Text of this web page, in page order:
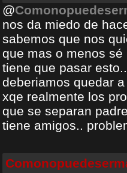
@
nos da miedo de
sabemos que nos
que mas o menos
tiene que pasar
deberiamos quedar
xqe realmente los
que se separan
tiene amigos..